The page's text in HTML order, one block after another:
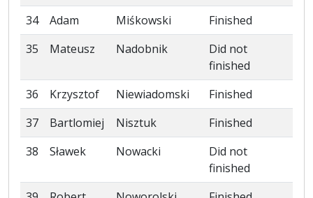
34
Adam Miśkowski
Finished
35
Mateusz Nadobnik
Did not
finished
36
Krzysztof Niewiadomski
Finished
37
Bartlomiej Nisztuk
Finished
38
Sławek Nowacki
Did not
finished